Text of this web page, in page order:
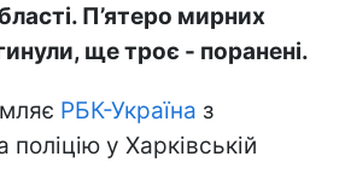
П’ятеро мирних
ще троє - поранені.
РБК-Україна з
поліцію у Харківській